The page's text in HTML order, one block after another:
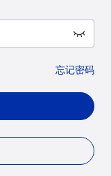
忘记密码